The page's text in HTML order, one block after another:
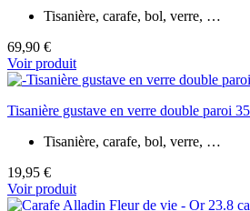
Tisanière, carafe, bol, verre, …
69,90 €
Voir produit
Tisanière gustave en verre double paroi
Tisanière, carafe, bol, verre, …
19,95 €
Voir produit